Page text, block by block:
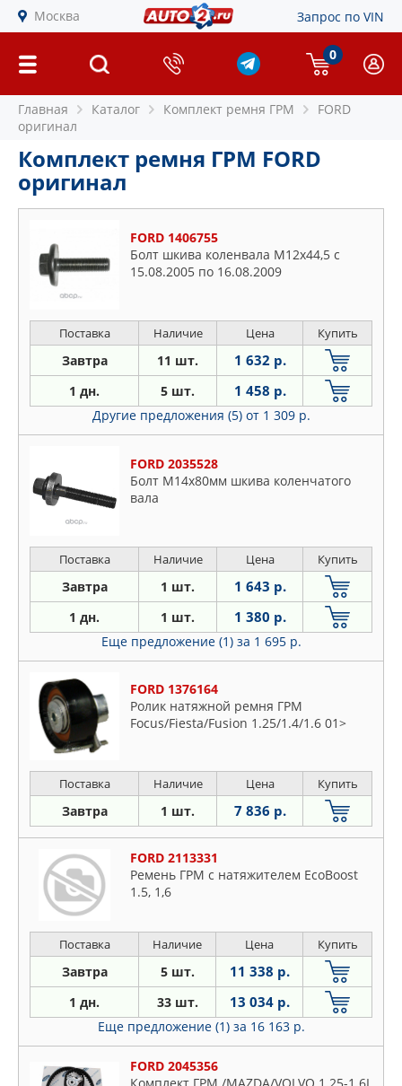
Москва Запрос по VIN
0
Главная Каталог Комплект ремня ГРМ
FORD
оригинал
Комплект ремня ГРМ FORD
оригинал
FORD 1406755
Болт шкива коленвала M12x44,5 с
15.08.2005 по 16.08.2009
Поставка Наличие Цена Купить
Завтра 11 шт. 1 632 р.
1 дн. 5 шт. 1 458 р.
Другие предложения (5) от 1 309 р.
FORD 2035528
Болт M14x80мм шкива коленчатого
вала
Поставка Наличие Цена Купить
Завтра 1 шт. 1 643 р.
1 дн. 1 шт. 1 380 р.
Еще предложение (1) за 1 695 р.
FORD 1376164
Ролик натяжной ремня ГРМ
Focus/Fiesta/Fusion 1.25/1.4/1.6 01>
Поставка Наличие Цена Купить
Завтра 1 шт. 7 836 р.
FORD 2113331
Ремень ГРМ с натяжителем EcoBoost
1.5, 1,6
Поставка Наличие Цена Купить
Завтра 5 шт. 11 338 р.
1 дн. 33 шт. 13 034 р.
Еще предложение (1) за 16 163 р.
FORD 2045356